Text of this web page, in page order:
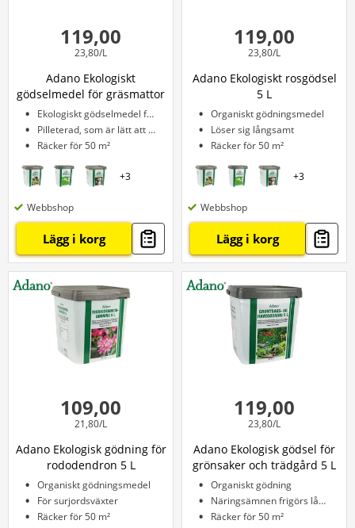
119,00
23,80/L
Adano Ekologiskt
gödselmedel för gräsmattor
5 L
Ekologiskt gödselmedel för gräsmattor
Pilleterad, som är lätt att strö ut
Räcker för 50 m²
+3
Webbshop
Lägg i korg
119,00
23,80/L
Adano Ekologiskt rosgödsel
5 L
Organiskt gödningsmedel
Löser sig långsamt
Räcker för 50 m²
+3
Webbshop
Lägg i korg
109,00
21,80/L
Adano Ekologisk gödning för
rododendron 5 L
Organiskt gödningsmedel
För surjordsväxter
Räcker för 50 m²
119,00
23,80/L
Adano Ekologisk gödsel för
grönsaker och trädgård 5 L
Organiskt gödning
Näringsämnen frigörs långsamt
Räcker för 50 m²